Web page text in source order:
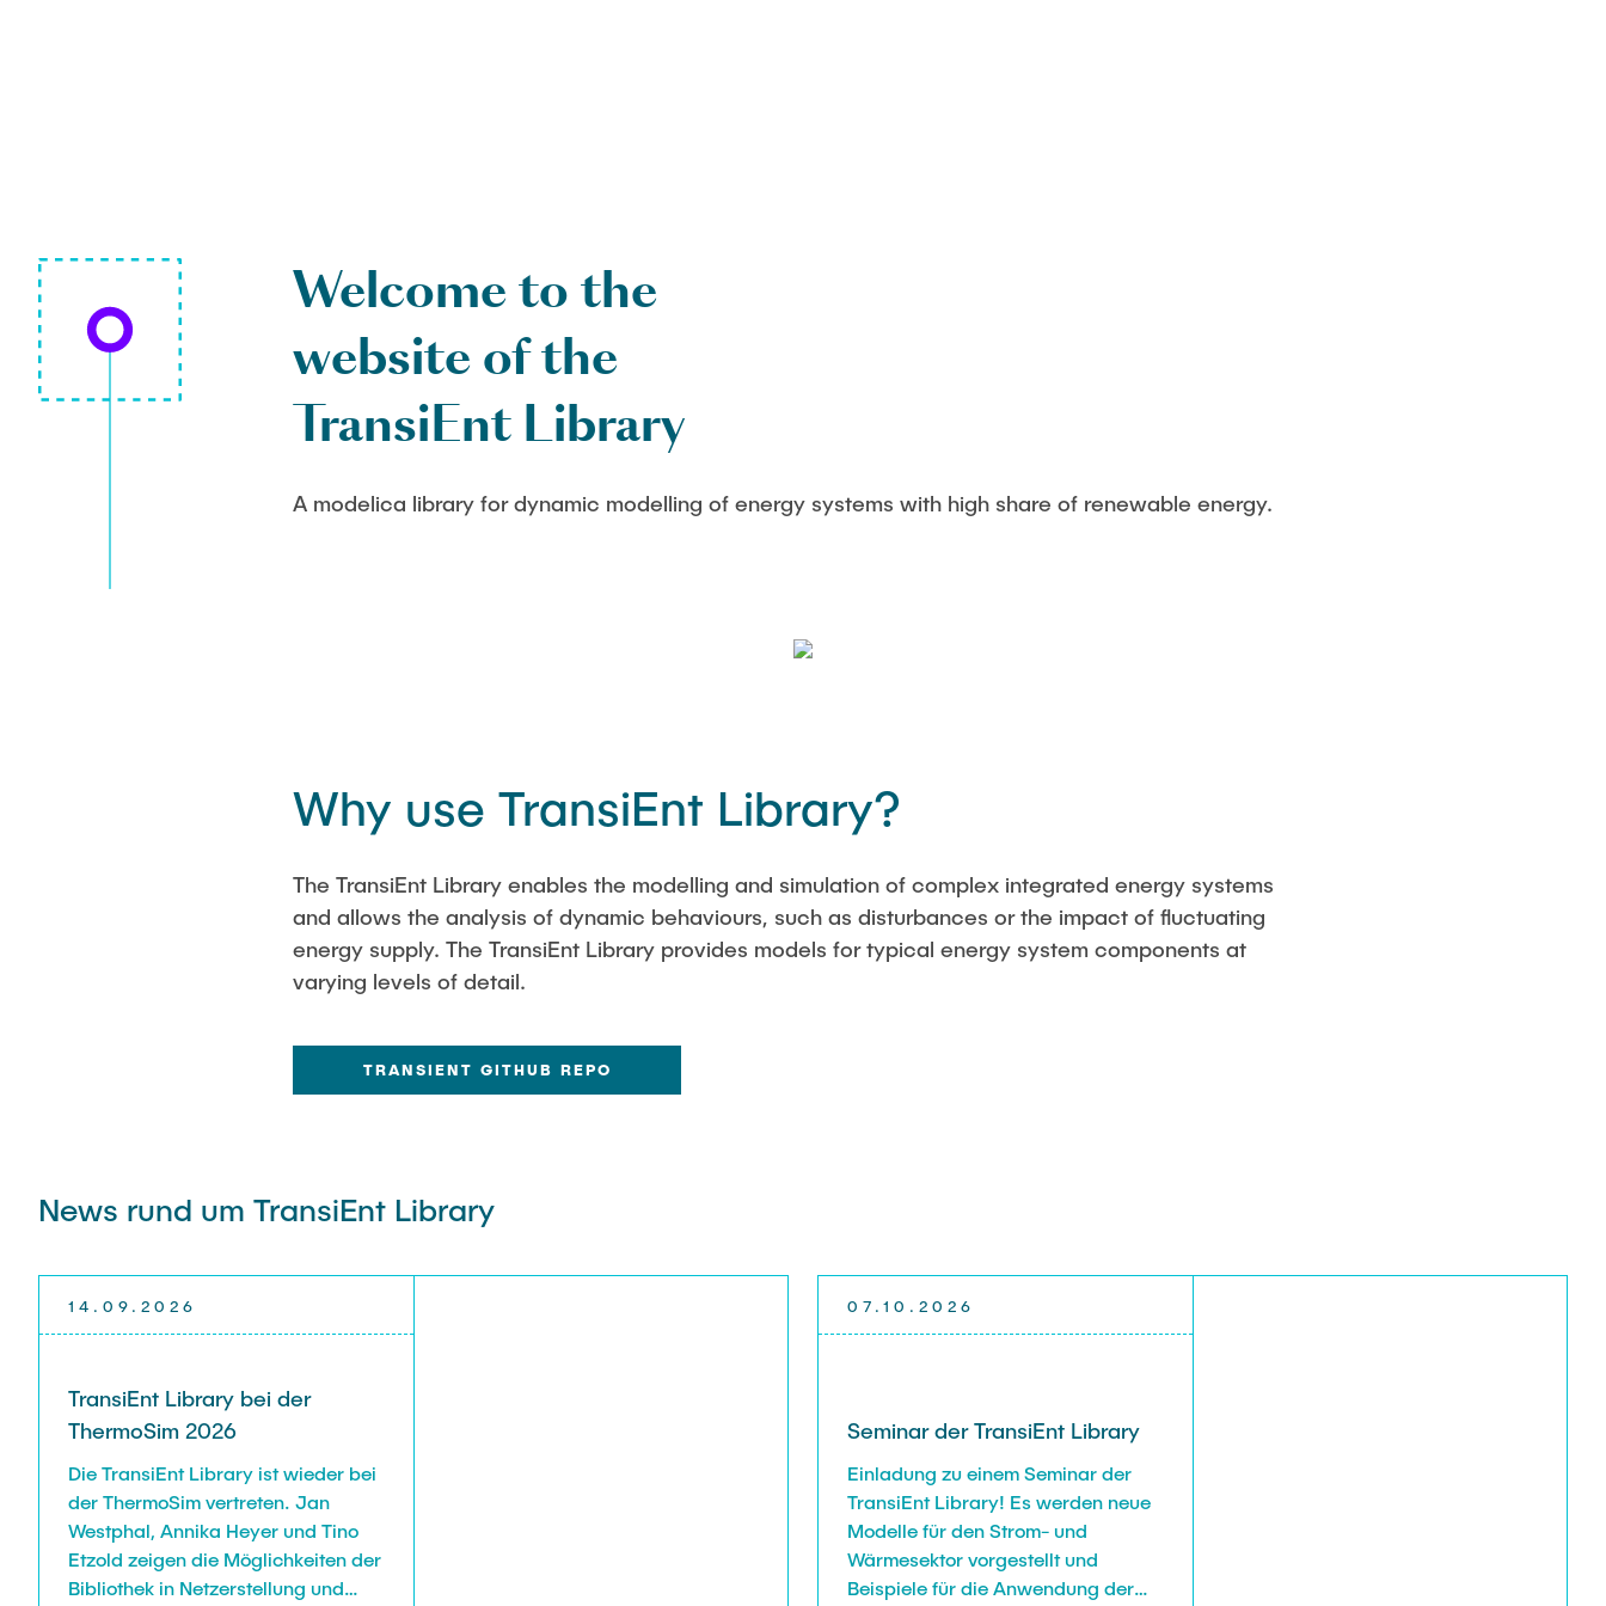
Welcome to the
website of the
TransiEnt Library
A modelica library for dynamic modelling of energy systems with high share of renewable energy.
Why use TransiEnt Library?
The TransiEnt Library enables the modelling and simulation of complex integrated energy systems
and allows the analysis of dynamic behaviours, such as disturbances or the impact of fluctuating
energy supply. The TransiEnt Library provides models for typical energy system components at
varying levels of detail.
TRANSIENT GITHUB REPO
News rund um TransiEnt Library
14.09.2026
TransiEnt Library bei der
ThermoSim 2026
Die TransiEnt Library ist wieder bei
der ThermoSim vertreten. Jan
Westphal, Annika Heyer und Tino
Etzold zeigen die Möglichkeiten der
Bibliothek in Netzerstellung und
07.10.2026
Seminar der TransiEnt Library
Einladung zu einem Seminar der
TransiEnt Library! Es werden neue
Modelle für den Strom- und
Wärmesektor vorgestellt und
Beispiele für die Anwendung der